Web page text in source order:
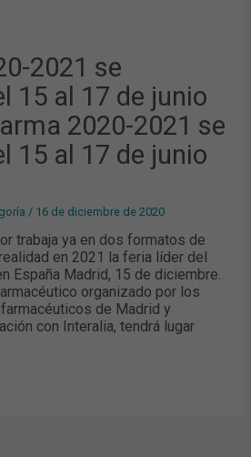
2021 se
15 al 17 de junio
2020-2021 se
15 al 17 de junio
/ 16 de diciembre de 2020
trabaja ya en dos formatos de
en 2021 la feria líder del
España Madrid, 15 de diciembre.
organizado por los
de Madrid y
con Interalia, tendrá lugar